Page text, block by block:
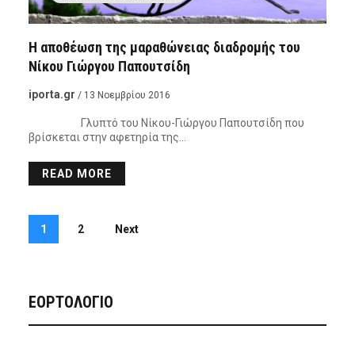
Η αποθέωση της μαραθώνειας διαδρομής του
Νίκου Γιώργου Παπουτσίδη
iporta.gr / 13 Νοεμβρίου 2016
Γλυπτό του Νίκου-Γιώργου Παπουτσίδη που
βρίσκεται στην αφετηρία της…
READ MORE
1 2 Next
ΕΟΡΤΟΛΟΓΙΟ